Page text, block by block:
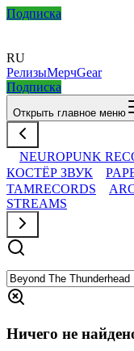
Подписка
RU
РелизыМерчGear
Подписка
Открыть главное меню
NEUROPUNK
КОСТЁР ЗВУК
TAMRECORDS
STREAMS
Ничего не